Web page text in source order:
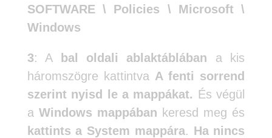
SOFTWARE \ Policies \ Microsoft \
Windows
3: A bal oldali ablaktáblában a kis
háromszögre kattintva A fenti sorrend
szerint nyisd le a mappákat. És végül
a Windows mappában keresd meg és
kattints a System mappára. Ha nincs